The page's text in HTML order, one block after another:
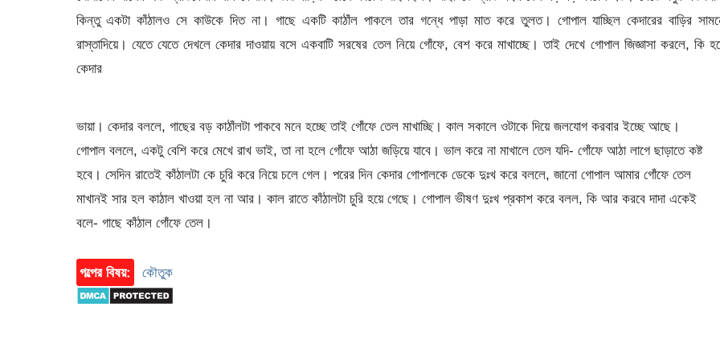
কিন্তু একটা কাঁঠালও সে কাউকে দিত না। গাছে একটি কাঠাঁল পাকলে তার গন্ধে পাড়া মাত করে তুলত। গোপাল যাচ্ছিল কেদারের বাড়ির
রাস্তাদিয়ে। যেতে যেতে দেখলে কেদার দাওয়ায় বসে একবাটি সরষের তেল নিয়ে গোঁফে, বেশ করে মাখাচ্ছে। তাই দেখে গোপাল জিজ্ঞাসা করলে, কি
কেদার
ভায়া। কেদার বললে, গাছের বড় কাঠাঁলটা পাকবে মনে হচ্ছে তাই গোঁফে তেল মাখাচ্ছি। কাল সকালে ওটাকে দিয়ে জলযোগ করবার ইচ্ছে আছে।
গোপাল বললে, একটু বেশি করে মেখে রাখ ভাই, তা না হলে গোঁফে আঠা জড়িয়ে যাবে। ভাল করে না মাখালে তেল যদি- গোঁফে আঠা লাগে ছাড়াতে কষ্ট
হবে। সেদিন রাতেই কাঁঠালটা কে চুরি করে নিয়ে চলে গেল। পরের দিন কেদার গোপালকে ডেকে দুঃখ করে বললে, জানো গোপাল আমার গোঁফে তেল
মাখানই সার হল কাঠাল খাওয়া হল না আর। কাল রাতে কাঁঠালটা চুরি হয়ে গেছে। গোপাল ভীষণ দুঃখ প্রকাশ করে বলল, কি আর করবে দাদা একেই
বলে- গাছে কাঁঠাল গোঁফে তেল।
গল্পের বিষয়: কৌতুক